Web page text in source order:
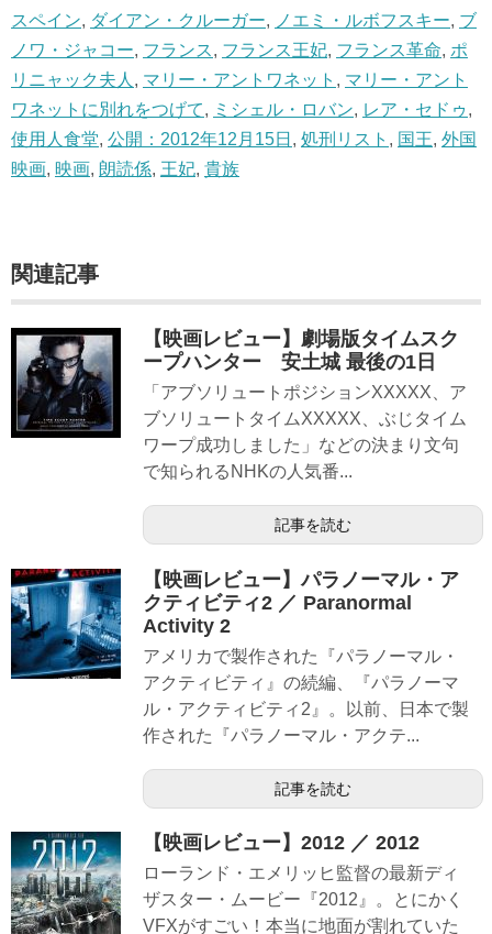
スペイン, ダイアン・クルーガー, ノエミ・ルボフスキー, ブ
ノワ・ジャコー, フランス, フランス王妃, フランス革命, ポ
リニャック夫人 , マリー・アントワネット , マリー・アント
ワネットに別れをつげて, ミシェル・ロバン, レア・セドゥ ,
使用人食堂, 公開：2012年12月15日 , 処刑リスト , 国王, 外国
映画, 映画, 朗読係, 王妃, 貴族
関連記事
【映画レビュー】劇場版タイムスク
ープハンター 安土城 最後の1日
「アブソリュートポジションXXXXX、ア
ブソリュートタイムXXXXX、ぶじタイム
ワープ成功しました」などの決まり文句
で知られるNHKの人気番...
記事を読む
【映画レビュー】パラノーマル・ア
クティビティ2 ／ Paranormal
Activity 2
アメリカで製作された『パラノーマル・
アクティビティ』の続編、『パラノーマ
ル・アクティビティ2』。以前、日本で製
作された『パラノーマル・アクテ...
記事を読む
【映画レビュー】2012 ／ 2012
ローランド・エメリッヒ監督の最新ディ
ザスター・ムービー『2012』。とにかく
VFXがすごい！本当に地面が割れていた